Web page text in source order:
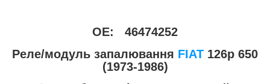
ОЕ: 46474252
Реле/модуль запалювання FIAT 126p 650
(1973-1986)